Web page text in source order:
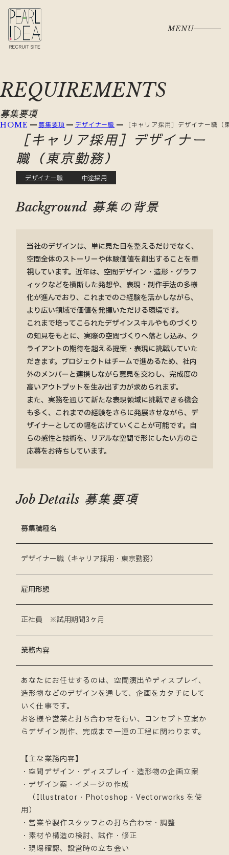
MENU
REQUIREMENTS
募集要項
HOME 募集要項 デザイナー職 ［キャリア採用］デザイナー職（
［キャリア採用］デザイナー
職（東京勤務）
デザイナー職 中途採用
Background 募集の背景
当社のデザインは、単に見た目を整えるだけでなく、
空間全体のストーリーや体験価値を創出することを重
視しています。近年は、空間デザイン・造形・グラフ
ィックなどを横断した発想や、表現・制作手法の多様
化が進んでおり、これまでのご経験を活かしながら、
より広い領域で価値を発揮いただける環境です。
これまで培ってこられたデザインスキルやものづくり
の知見をもとに、実際の空間づくりへ落とし込み、ク
ライアントの期待を超える提案・表現に挑戦していた
だきます。プロジェクトはチームで進めるため、社内
外のメンバーと連携しながら意見を交わし、完成度の
高いアウトプットを生み出す力が求められます。
また、実務を通じて新たな表現領域に挑戦できる機会
も多く、これまでの経験をさらに発展させながら、デ
ザイナーとしての幅を広げていくことが可能です。自
らの感性と技術を、リアルな空間で形にしたい方のご
応募をお待ちしています。
Job Details 募集要項
募集職種名
デザイナー職（キャリア採用・東京勤務）
雇用形態
正社員 ※試用期間3ヶ月
業務内容
あなたにお任せするのは、空間演出やディスプレイ、
造形物などのデザインを通して、企画をカタチにして
いく仕事です。
お客様や営業と打ち合わせを行い、コンセプト立案か
らデザイン制作、完成まで一連の工程に関わります。
【主な業務内容】
・空間デザイン・ディスプレイ・造形物の企画立案
・デザイン案・イメージの作成
（Illustrator・Photoshop・Vectorworks を使
用）
・営業や製作スタッフとの打ち合わせ・調整
・素材や構造の検討、試作・修正
・現場確認、設営時の立ち会い